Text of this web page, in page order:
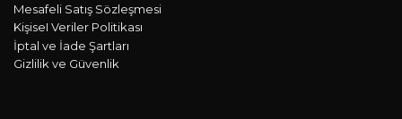
Mesafeli Satış Sözleşmesi
KişiseI Veriler Politikası
İptal ve İade Şartları
Gizlilik ve Güvenlik